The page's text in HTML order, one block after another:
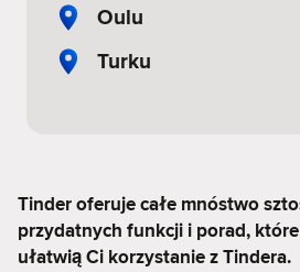
Oulu
Turku
Tinder oferuje całe mnóstwo
przydatnych funkcji i porad,
ułatwią Ci korzystanie z Tindera.